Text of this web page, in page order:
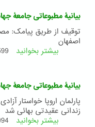
بشر
بهائی
۲۳
بیانیۀ مطبوعاتی جامعۀ جهانی بهائی
اصفهان
بیشتر بخوانید درباره
بهائی
-
۲۳
3599
بیانیۀ مطبوعاتی جامعۀ جهانی
پارلمان اروپا خواستار
زندانی عقیدتی بهائی شد
بیشتر بخوانید درباره
5094